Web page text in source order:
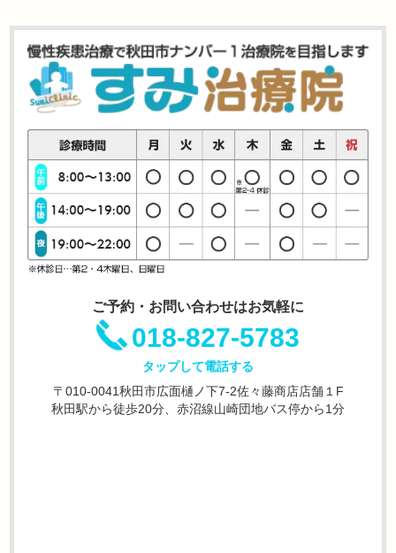
ご予約・お問い合わせはお気軽に
018-827-5783
タップして電話する
〒010-0041秋田市広面樋ノ下7-2佐々藤商店店舗１F
秋田駅から徒歩20分、赤沼線山崎団地バス停から1分